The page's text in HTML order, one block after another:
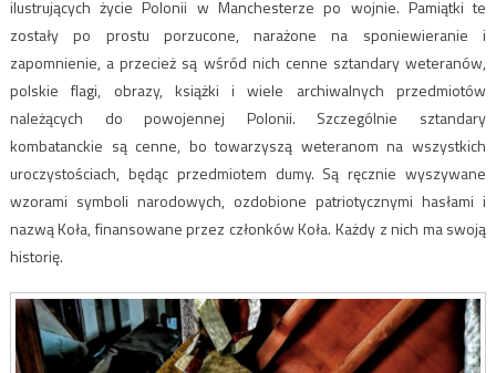
ilustrujących życie Polonii w Manchesterze po wojnie. Pamiątki te
zostały po prostu porzucone, narażone na sponiewieranie i
zapomnienie, a przecież są wśród nich cenne sztandary weteranów,
polskie flagi, obrazy, książki i wiele archiwalnych przedmiotów
należących do powojennej Polonii. Szczególnie sztandary
kombatanckie są cenne, bo towarzyszą weteranom na wszystkich
uroczystościach, będąc przedmiotem dumy. Są ręcznie wyszywane
wzorami symboli narodowych, ozdobione patriotycznymi hasłami i
nazwą Koła, finansowane przez członków Koła. Każdy z nich ma swoją
historię.